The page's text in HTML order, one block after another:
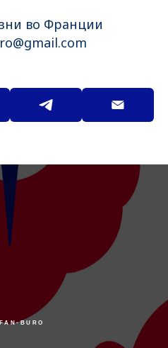
во Франции
BURO